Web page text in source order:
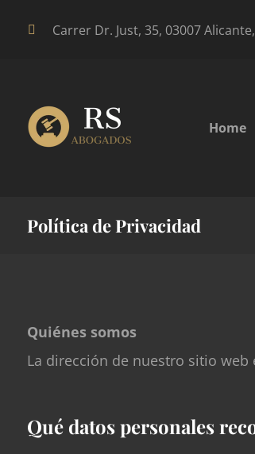
Carrer Dr. Just, 35, 03007
Home
Política de Privacidad
Quiénes somos
La dirección de nuestro sitio web
Qué datos personales